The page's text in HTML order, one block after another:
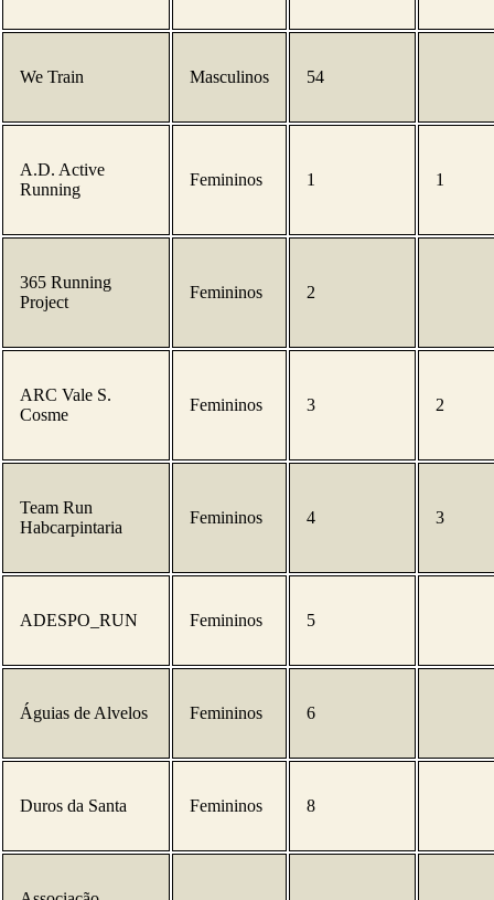
We Train Masculinos 54
A.D. Active
Running
Femininos 1 1
365 Running
Project
Femininos 2
ARC Vale S.
Cosme
Femininos 3 2
Team Run
Habcarpintaria
Femininos 4 3
ADESPO_RUN Femininos 5
Águias de Alvelos Femininos 6
Duros da Santa Femininos 8